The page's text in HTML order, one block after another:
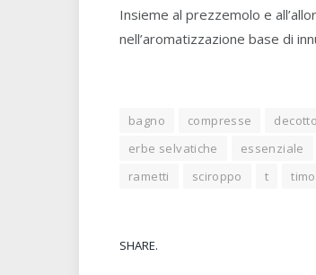
Insieme al prezzemolo e
nell’aromatizzazione base di
bagno compresse decotto
erbe selvatiche
essenziale
rametti
sciroppo t timo
SHARE.